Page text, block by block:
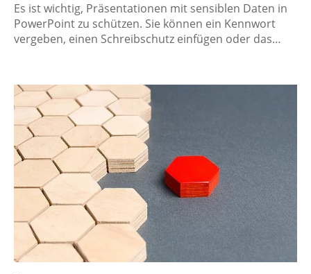
Es ist wichtig, Präsentationen mit sensiblen Daten in
PowerPoint zu schützen. Sie können ein Kennwort
vergeben, einen Schreibschutz einfügen oder das…